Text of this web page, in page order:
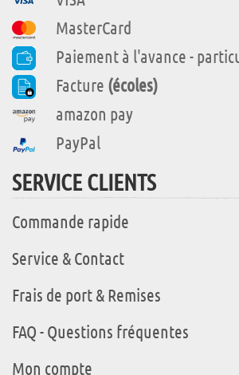
MasterCard
Paiement à l'avance -
Facture (écoles)
amazon pay
PayPal
SERVICE CLIENTS
Commande rapide
Service & Contact
Frais de port & Remises
FAQ - Questions fréquentes
Mon compte